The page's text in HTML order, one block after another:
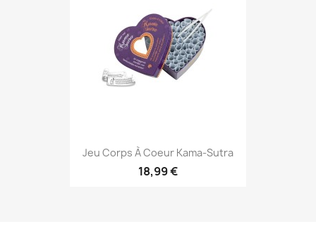
Jeu Corps À Coeur Kama-Sutra
18,99 €